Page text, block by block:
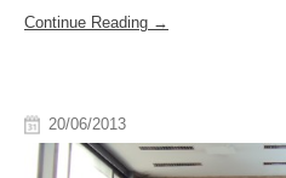
Continue Reading →
20/06/2013